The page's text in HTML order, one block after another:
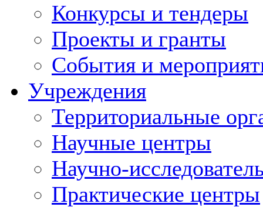
Конкурсы и тендеры
Проекты и гранты
События и
Учреждения
Территориальные
Научные центры
Научно-
Практические центры